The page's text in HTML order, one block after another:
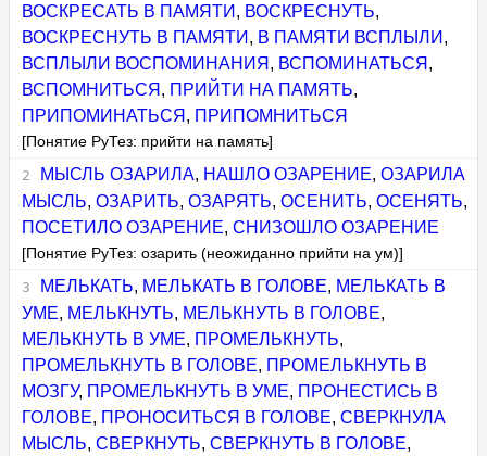
ВОСКРЕСАТЬ В ПАМЯТИ , ВОСКРЕСНУТЬ,
ВОСКРЕСНУТЬ В ПАМЯТИ , В ПАМЯТИ ВСПЛЫЛИ ,
ВСПЛЫЛИ ВОСПОМИНАНИЯ , ВСПОМИНАТЬСЯ ,
ВСПОМНИТЬСЯ , ПРИЙТИ НА ПАМЯТЬ,
ПРИПОМИНАТЬСЯ , ПРИПОМНИТЬСЯ
[Понятие РуТез: прийти на память]
МЫСЛЬ ОЗАРИЛА, НАШЛО ОЗАРЕНИЕ, ОЗАРИЛА
МЫСЛЬ,ОЗАРИТЬ,ОЗАРЯТЬ,ОСЕНИТЬ,ОСЕНЯТЬ,
ПОСЕТИЛО ОЗАРЕНИЕ,СНИЗОШЛО ОЗАРЕНИЕ
[Понятие РуТез: озарить (неожиданно прийти на ум)]
МЕЛЬКАТЬ, МЕЛЬКАТЬ В ГОЛОВЕ, МЕЛЬКАТЬ В
УМЕ, МЕЛЬКНУТЬ, МЕЛЬКНУТЬ В ГОЛОВЕ,
МЕЛЬКНУТЬ В УМЕ, ПРОМЕЛЬКНУТЬ,
ПРОМЕЛЬКНУТЬ В ГОЛОВЕ, ПРОМЕЛЬКНУТЬ В
МОЗГУ, ПРОМЕЛЬКНУТЬ В УМЕ, ПРОНЕСТИСЬ В
ГОЛОВЕ, ПРОНОСИТЬСЯ В ГОЛОВЕ,СВЕРКНУЛА
МЫСЛЬ,СВЕРКНУТЬ,СВЕРКНУТЬ В ГОЛОВЕ,